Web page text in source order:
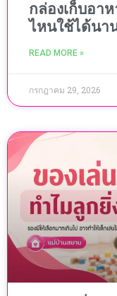
กล่องเก็บอา
ไหนใช้ได้นา
READ MORE »
กรกฎาคม 29, 2026